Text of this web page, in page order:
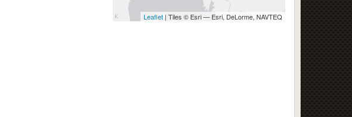
Leaflet | Tiles © Esri — Esri, DeLorme, NAVTEQ